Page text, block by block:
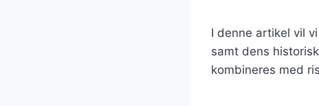
I denne artikel vil
samt dens
kombineres med